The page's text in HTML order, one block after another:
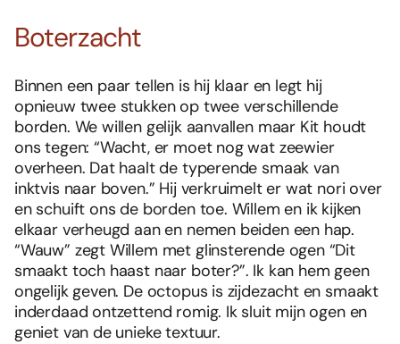
Boterzacht
Binnen een paar tellen is hij klaar en legt hij
opnieuw twee stukken op twee verschillende
borden. We willen gelijk aanvallen maar Kit houdt
ons tegen: “Wacht, er moet nog wat zeewier
overheen. Dat haalt de typerende smaak van
inktvis naar boven.” Hij verkruimelt er wat nori over
en schuift ons de borden toe. Willem en ik kijken
elkaar verheugd aan en nemen beiden een hap.
“Wauw” zegt Willem met glinsterende ogen “Dit
smaakt toch haast naar boter?”. Ik kan hem geen
ongelijk geven. De octopus is zijdezacht en smaakt
inderdaad ontzettend romig. Ik sluit mijn ogen en
geniet van de unieke textuur.